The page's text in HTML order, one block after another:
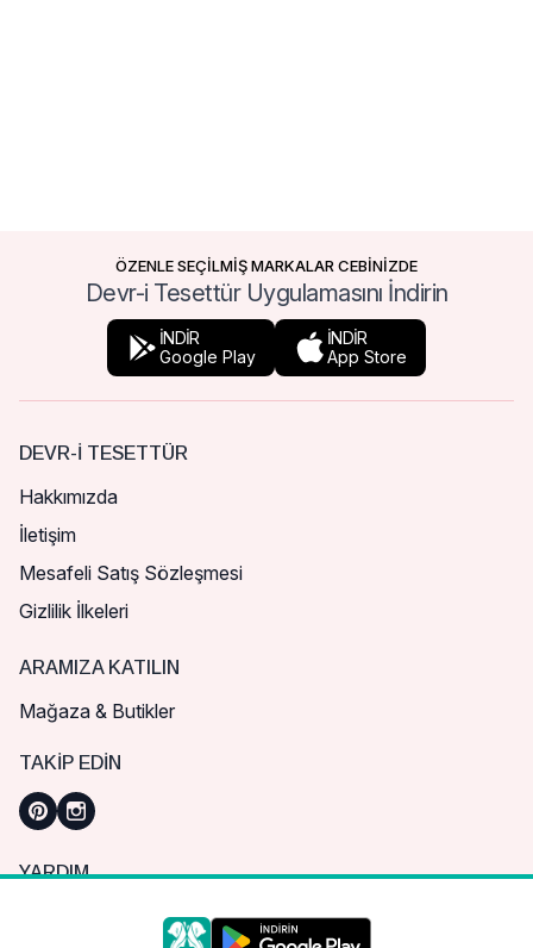
ÖZENLE SEÇİLMİŞ MARKALAR CEBİNİZDE
Devr-i Tesettür Uygulamasını İndirin
İNDİR
Google Play
İNDİR
App Store
DEVR-I TESETTÜR
Hakkımızda
İletişim
Mesafeli Satış Sözleşmesi
Gizlilik İlkeleri
ARAMIZA KATILIN
Mağaza & Butikler
TAKIP EDIN
YARDIM
Sık Sorulan Sorular